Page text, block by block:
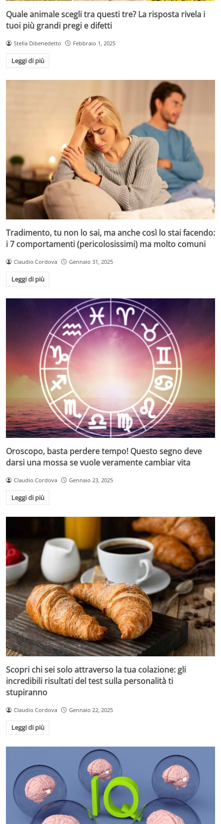
Quale animale scegli tra questi tre? La risposta rivela i
tuoi più grandi pregi e difetti
Stella Dibenedetto Febbraio 1, 2025
Leggi di più
Tradimento, tu non lo sai, ma anche così lo stai facendo:
i 7 comportamenti (pericolosissimi) ma molto comuni
Claudio Cordova Gennaio 31, 2025
Leggi di più
Oroscopo, basta perdere tempo! Questo segno deve
darsi una mossa se vuole veramente cambiar vita
Claudio Cordova Gennaio 23, 2025
Leggi di più
Scopri chi sei solo attraverso la tua colazione: gli
incredibili risultati del test sulla personalità ti
stupiranno
Claudio Cordova Gennaio 22, 2025
Leggi di più